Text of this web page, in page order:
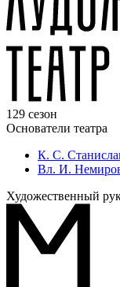
129 сезон
Основатели театра
К. С.
Вл. И.
Художественный